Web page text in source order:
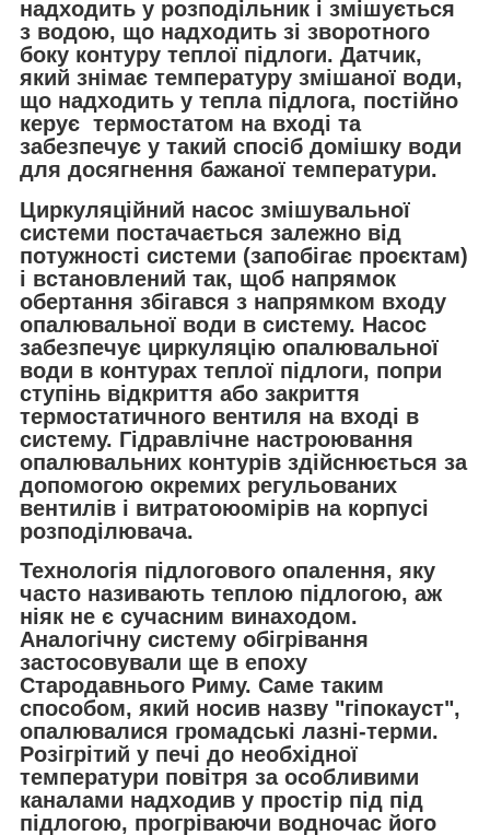
надходить у розподільник і змішується
з водою, що надходить зі зворотного
боку контуру теплої підлоги. Датчик,
який знімає температуру змішаної води,
що надходить у тепла підлога, постійно
керує термостатом на вході та
забезпечує у такий спосіб домішку води
для досягнення бажаної температури.
Циркуляційний насос змішувальної
системи постачається залежно від
потужності системи (запобігає проєктам)
і встановлений так, щоб напрямок
обертання збігався з напрямком входу
опалювальної води в систему. Насос
забезпечує циркуляцію опалювальної
води в контурах теплої підлоги, попри
ступінь відкриття або закриття
термостатичного вентиля на вході в
систему. Гідравлічне настроювання
опалювальних контурів здійснюється за
допомогою окремих регульованих
вентилів і витратоюомірів на корпусі
розподілювача.
Технологія підлогового опалення, яку
часто називають теплою підлогою, аж
ніяк не є сучасним винаходом.
Аналогічну систему обігрівання
застосовували ще в епоху
Стародавнього Риму. Саме таким
способом, який носив назву "гіпокауст",
опалювалися громадські лазні-терми.
Розігрітий у печі до необхідної
температури повітря за особливими
каналами надходив у простір під під
підлогою, прогріваючи водночас його